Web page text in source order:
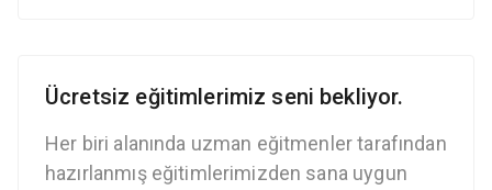
Ücretsiz eğitimlerimiz seni bekliyor.
Her biri alanında uzman eğitmenler tarafından
hazırlanmış eğitimlerimizden sana uygun